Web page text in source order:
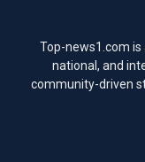
Top-news1.com
national, and
community-driven